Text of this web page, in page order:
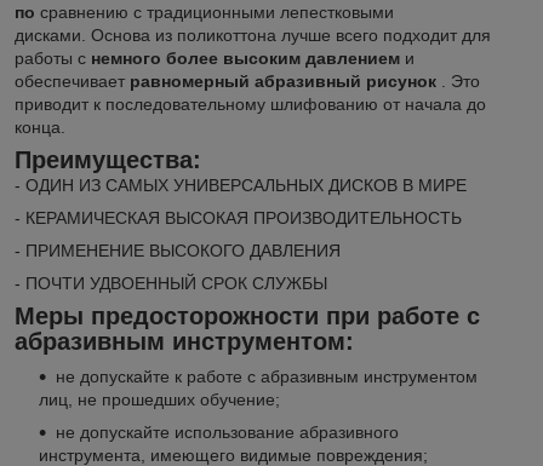
по сравнению с традиционными лепестковыми
дисками. Основа из поликоттона лучше всего подходит для
работы с немного более высоким давлением и
обеспечивает равномерный абразивный рисунок
. Это
приводит к последовательному шлифованию от начала до
конца.
Преимущества:
- ОДИН ИЗ САМЫХ УНИВЕРСАЛЬНЫХ ДИСКОВ В МИРЕ
- КЕРАМИЧЕСКАЯ ВЫСОКАЯ ПРОИЗВОДИТЕЛЬНОСТЬ
- ПРИМЕНЕНИЕ ВЫСОКОГО ДАВЛЕНИЯ
- ПОЧТИ УДВОЕННЫЙ СРОК СЛУЖБЫ
Меры предосторожности при работе с
абразивным инструментом:
не допускайте к работе с абразивным инструментом
лиц, не прошедших обучение;
не допускайте использование абразивного
инструмента, имеющего видимые повреждения;